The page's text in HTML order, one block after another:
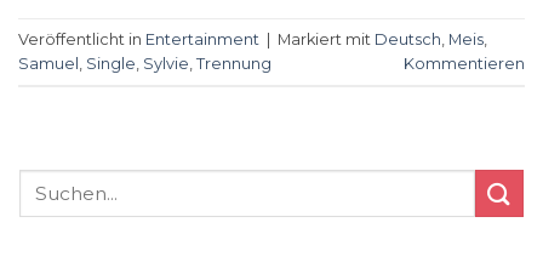
Veröffentlicht in Entertainment | Markiert mit Deutsch Meis
Samuel Single Sylvie Trennung Kommentieren